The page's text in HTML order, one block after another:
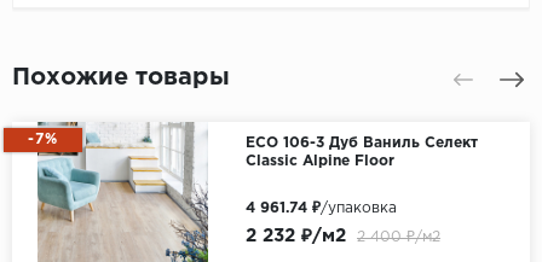
Похожие товары
-7%
ECO 106-3 Дуб Ваниль Селект
Classic Alpine Floor
2 232 ₽/м2 2 400 ₽/м2
4 961.74 ₽/упаковка